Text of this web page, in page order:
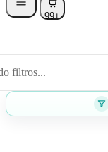
99+
filtros...